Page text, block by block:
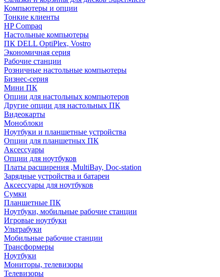
Компьютеры и опции
Тонкие клиенты
HP Compaq
Настольные компьютеры
ПК DELL OptiPlex, Vostro
Экономичная серия
Рабочие станции
Розничные настольные компьютеры
Бизнес-серия
Мини ПК
Опции для настольных компьютеров
Другие опции для настольных ПК
Видеокарты
Моноблоки
Ноутбуки и планшетные устройства
Опции для планшетных ПК
Аксессуары
Опции для ноутбуков
Платы расширения ,MultiBay, Doc-station
Зарядные устройства и батареи
Аксессуары для ноутбуков
Сумки
Планшетные ПК
Ноутбуки, мобильные рабочие станции
Игровые ноутбуки
Ультрабуки
Мобильные рабочие станции
Трансформеры
Ноутбуки
Мониторы, телевизоры
Телевизоры